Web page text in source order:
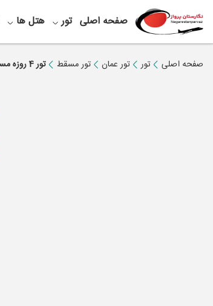
صفحه اصلی تور هتل ها
صفحه اصلی تور تور عمان تور مسقط تور 4 روزه مسقط از شیراز ویژه تیر 1405